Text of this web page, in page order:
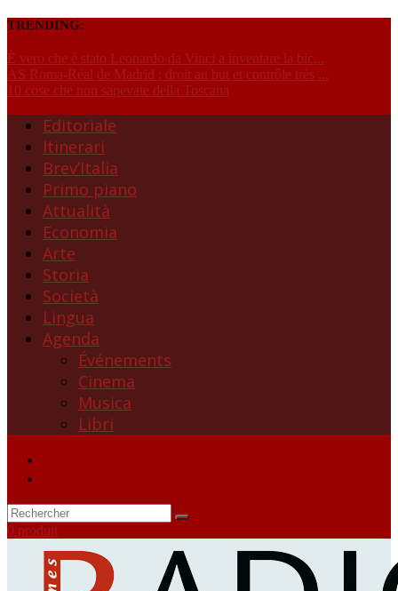
TRENDING:
È vero che è stato Leonardo da Vinci a inventare la bic...
AS Roma-Réal de Madrid : droit au but et contrôle très ...
10 cose che non sapevate della Toscana
Editoriale
Itinerari
Brev’Italia
Primo piano
Attualità
Economia
Arte
Storia
Società
Lingua
Agenda
Événements
Cinema
Musica
Libri
0 produit